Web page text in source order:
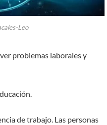
Leo
problemas laborales y
de trabajo. Las personas